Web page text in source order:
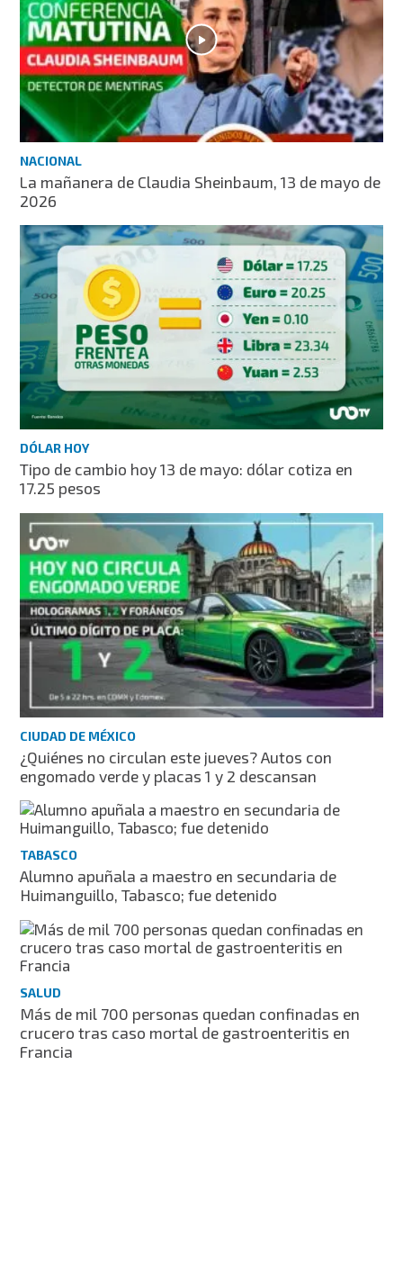
NACIONAL
La mañanera de Claudia Sheinbaum, 13 de mayo de
2026
DÓLAR HOY
Tipo de cambio hoy 13 de mayo: dólar cotiza en
17.25 pesos
CIUDAD DE MÉXICO
¿Quiénes no circulan este jueves? Autos con
engomado verde y placas 1 y 2 descansan
TABASCO
Alumno apuñala a maestro en secundaria de
Huimanguillo, Tabasco; fue detenido
SALUD
Más de mil 700 personas quedan confinadas en
crucero tras caso mortal de gastroenteritis en
Francia